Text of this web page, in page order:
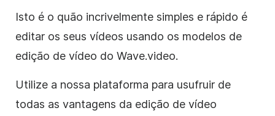
Isto é o quão incrivelmente simples e rápido é
editar os seus vídeos usando os modelos de
edição de vídeo do Wave.video.
Utilize a nossa plataforma para usufruir de
todas as vantagens da edição de vídeo